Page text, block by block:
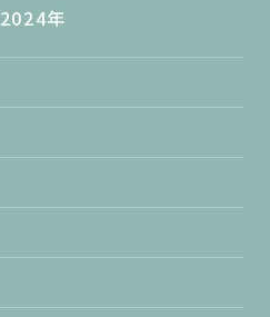
2024年